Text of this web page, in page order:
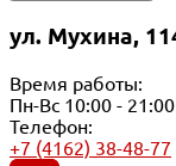
ул. Мухина,
Время работы:
Пн-Вс 10:00 - 21:00
Телефон:
+7 (4162) 38-48-77